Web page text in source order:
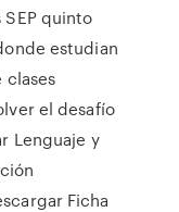
quinto
estudian
clases
el desafío
Lenguaje y
Ficha